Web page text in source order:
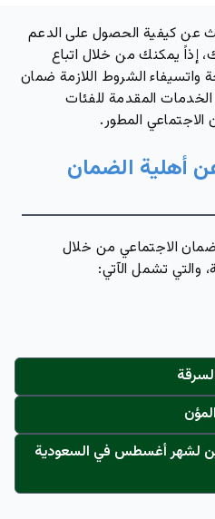
كيفية الحصول على الدعم
إذاً يمكنك من خلال اتباع
الشروط اللازمة ضمان
المقدمة للفئات
المطور.
أهلية الضمان
الاجتماعي من خلال
تشمل الآتي:
لشهر أغسطس في السعودية